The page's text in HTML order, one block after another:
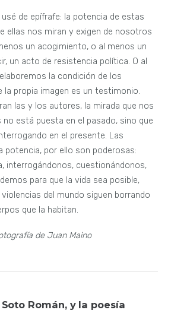
de epífrafe: la potencia de estas
ellas nos miran y exigen de nosotros
un acogimiento, o al menos un
un acto de resistencia política. O al
la condición de los
la propia imagen es un testimonio.
las y los autores, la mirada que nos
no está puesta en el pasado, sino que
en el presente. Las
potencia, por ello son poderosas:
interrogándonos, cuestionándonos,
para que la vida sea posible,
violencias del mundo siguen borrando
que la habitan.
de Juan Maino
Soto Román, y la poesía